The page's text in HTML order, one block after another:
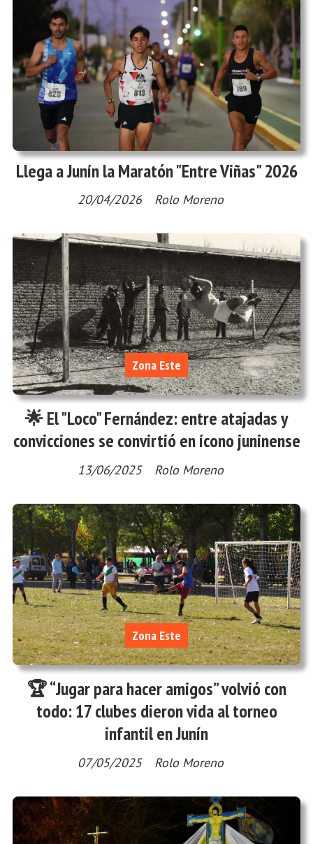
Llega a Junín la Maratón "Entre Viñas" 2026
Rolo Moreno
20/04/2026
🌟 El "Loco" Fernández: entre atajadas y
convicciones se convirtió en ícono juninense
Rolo Moreno
Zona Este
13/06/2025
🏆 “Jugar para hacer amigos” volvió con
todo: 17 clubes dieron vida al torneo
infantil en Junín
Rolo Moreno
Zona Este
07/05/2025